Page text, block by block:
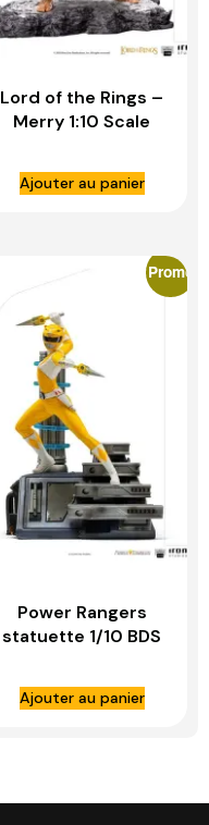
Lord of the Rings –
Merry 1:10 Scale
STUDIOS
Ajouter au panier
Promo
Power Rangers
statuette 1/10 BDS
Ranger – IRON
STUDIOS
Ajouter au panier